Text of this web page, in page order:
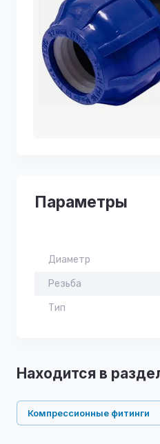
Параметры
Диаметр
Резьба
Тип
Находится в
Компрессионные фитинги